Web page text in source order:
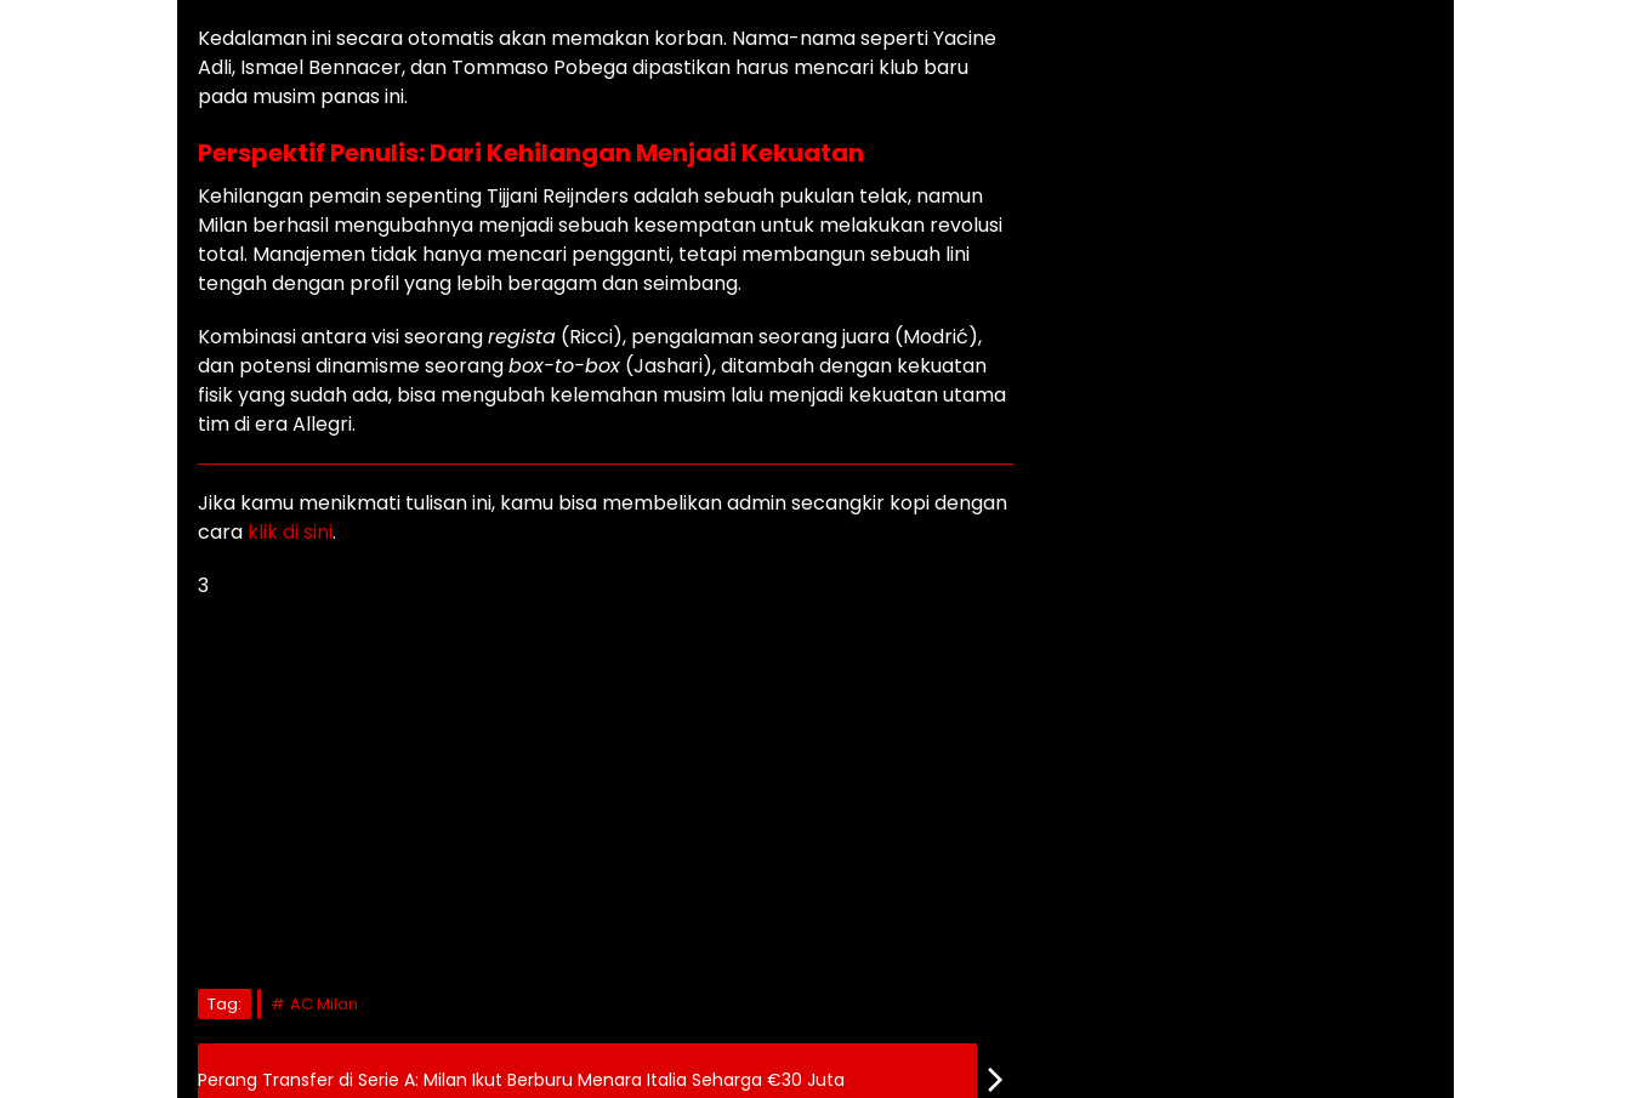
Kedalaman ini secara otomatis akan memakan korban. Nama-nama seperti Yacine
Adli, Ismael Bennacer, dan Tommaso Pobega dipastikan harus mencari klub baru
pada musim panas ini.
Perspektif Penulis: Dari Kehilangan Menjadi Kekuatan
Kehilangan pemain sepenting Tijjani Reijnders adalah sebuah pukulan telak, namun
Milan berhasil mengubahnya menjadi sebuah kesempatan untuk melakukan revolusi
total. Manajemen tidak hanya mencari pengganti, tetapi membangun sebuah lini
tengah dengan profil yang lebih beragam dan seimbang.
Kombinasi antara visi seorangregista (Ricci), pengalaman seorang juara (Modrić),
dan potensi dinamisme seorangbox-to-box (Jashari), ditambah dengan kekuatan
fisik yang sudah ada, bisa mengubah kelemahan musim lalu menjadi kekuatan utama
tim di era Allegri.
Jika kamu menikmati tulisan ini, kamu bisa membelikan admin secangkir kopi dengan
cara klik di sini.
3
Tag: AC Milan
Perang Transfer di Serie A: Milan Ikut Berburu Menara Italia Seharga €30 Juta